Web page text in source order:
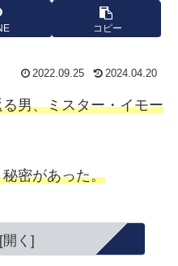
コピー
2022.09.25 2024.04.20
男、ミスター・イモー
秘密があった。